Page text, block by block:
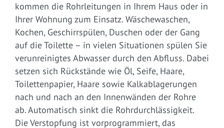
kommen die Rohrleitungen in Ihrem Haus oder in
Ihrer Wohnung zum Einsatz. Wäschewaschen,
Kochen, Geschirrspülen, Duschen oder der Gang
auf die Toilette – in vielen Situationen spülen Sie
verunreinigtes Abwasser durch den Abfluss. Dabei
setzen sich Rückstände wie Öl, Seife, Haare,
Toilettenpapier, Haare sowie Kalkablagerungen
nach und nach an den Innenwänden der Rohre
ab. Automatisch sinkt die Rohrdurchlässigkeit.
Die Verstopfung ist vorprogrammiert, das